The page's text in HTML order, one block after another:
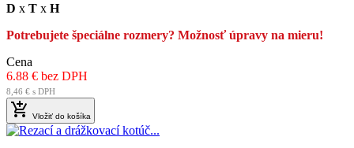
D x T x H
Potrebujete špeciálne rozmery? Možnosť úpravy na mieru!
Cena
6.88 € bez DPH
8,46 € s DPH
 Vložiť do košíka